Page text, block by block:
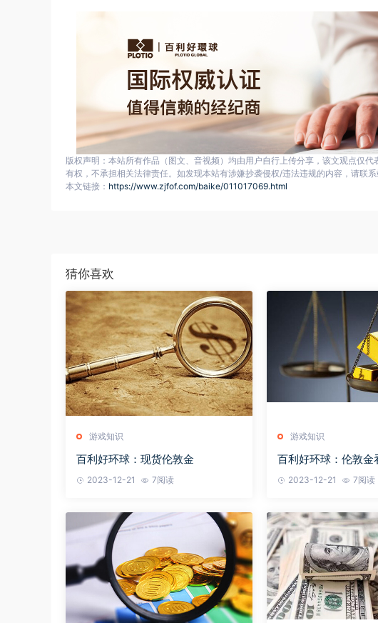
版权声明：本站所有作品（图文、音视频）均由用户自行上传分享，该文观点仅
有权，不承担相关法律责任。如发现本站有涉嫌抄袭侵权/违法违规的内容，请联
本文链接： https://www.zjfof.com/baike/011017069.html
猜你喜欢
游戏知识
百利好环球：现货伦敦金
2023-12-21 7阅读
游戏知识
百利好环球：伦敦金
2023-12-21 7阅读